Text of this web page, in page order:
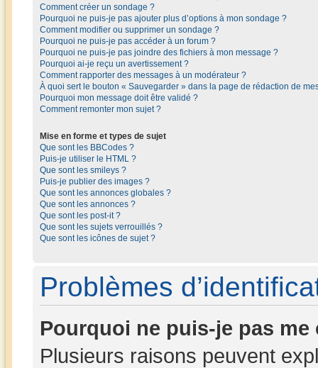
Comment créer un sondage ?
Pourquoi ne puis-je pas ajouter plus d’options à mon sondage ?
Comment modifier ou supprimer un sondage ?
Pourquoi ne puis-je pas accéder à un forum ?
Pourquoi ne puis-je pas joindre des fichiers à mon message ?
Pourquoi ai-je reçu un avertissement ?
Comment rapporter des messages à un modérateur ?
À quoi sert le bouton « Sauvegarder » dans la page de rédaction de
Pourquoi mon message doit être validé ?
Comment remonter mon sujet ?
Mise en forme et types de sujet
Que sont les BBCodes ?
Puis-je utiliser le HTML ?
Que sont les smileys ?
Puis-je publier des images ?
Que sont les annonces globales ?
Que sont les annonces ?
Que sont les post-it ?
Que sont les sujets verrouillés ?
Que sont les icônes de sujet ?
Problèmes
Pourquoi ne puis-je pas me
Plusieurs raisons peuvent